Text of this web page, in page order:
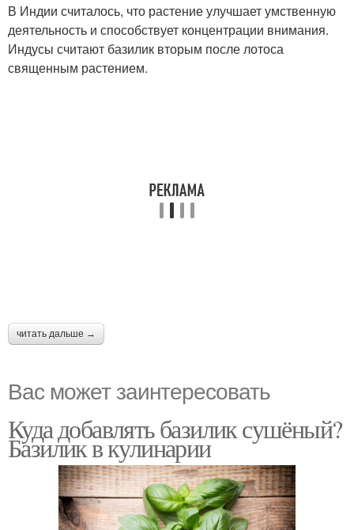
В Индии считалось, что растение улучшает умственную
деятельность и способствует концентрации внимания.
Индусы считают базилик вторым после лотоса
священным растением.
читать дальше →
Вас может заинтересовать
Куда добавлять базилик сушёный?
Базилик в кулинарии